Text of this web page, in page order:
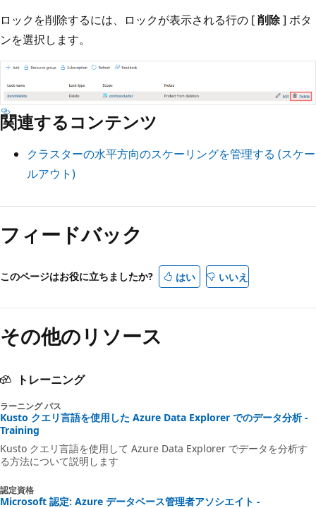
ロックを削除するには、ロックが表示される行の [削除] ボタ
ンを選択します。
関連するコンテンツ
クラスターの水平方向のスケーリングを管理する (スケー
ルアウト)
フィードバック
このページはお役に立ちましたか? はい いいえ
その他のリソース
トレーニング
ラーニング パス
Kusto クエリ言語を使用した Azure Data Explorer でのデータ分析 -
Training
Kusto クエリ言語を使用して Azure Data Explorer でデータを分析す
る方法について説明します
認定資格
Microsoft 認定: Azure データベース管理者アソシエイト -